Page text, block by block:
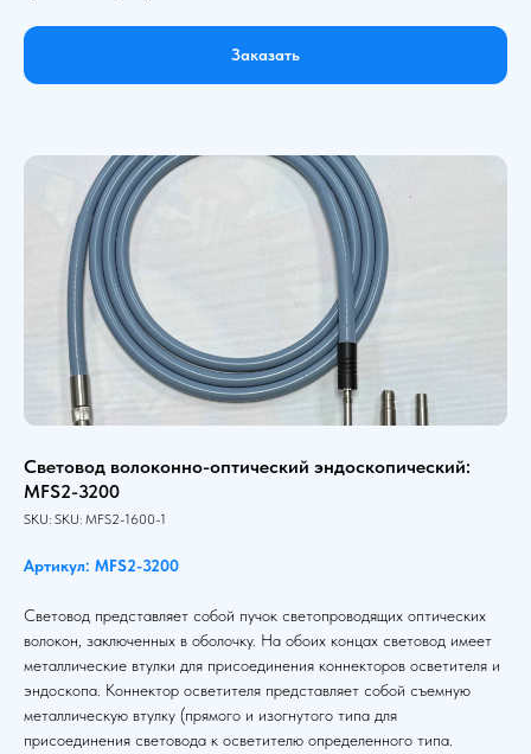
Заказать
Световод волоконно-оптический эндоскопический:
MFS2-3200
SKU: SKU: MFS2-1600-1
Артикул: MFS2-3200
Световод представляет собой пучок светопроводящих оптических
волокон, заключенных в оболочку. На обоих концах световод имеет
металлические втулки для присоединения коннекторов осветителя и
эндоскопа. Коннектор осветителя представляет собой съемную
металлическую втулку (прямого и изогнутого типа для
присоединения световода к осветителю определенного типа.